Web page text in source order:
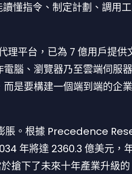
懂指令、制定計劃、調用
平台，已為 7 億用戶提供
腦、瀏覽器乃至雲端伺服
是要構建一個端到端的企
脹。根據 Precedence
年將達 2360.3 億美元，
搶下了未來十年產業升級